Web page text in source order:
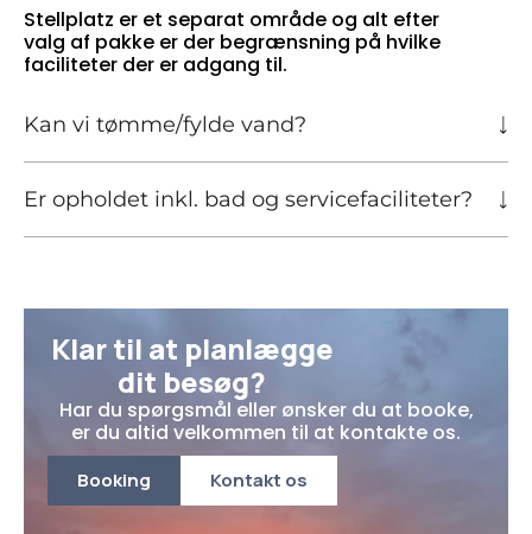
Stellplatz er et separat område og alt efter
valg af pakke er der begrænsning på hvilke
faciliteter der er adgang til.
Kan vi tømme/fylde vand?
Er opholdet inkl. bad og servicefaciliteter?
Klar til at planlægge
dit besøg?
Har du spørgsmål eller ønsker du at booke,
er du altid velkommen til at kontakte os.
Booking Kontakt os